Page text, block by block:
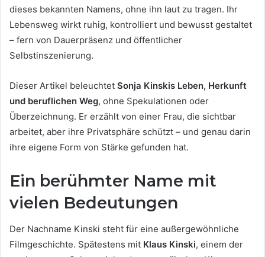
dieses bekannten Namens, ohne ihn laut zu tragen. Ihr
Lebensweg wirkt ruhig, kontrolliert und bewusst gestaltet
– fern von Dauerpräsenz und öffentlicher
Selbstinszenierung.
Dieser Artikel beleuchtet Sonja Kinskis Leben, Herkunft
und beruflichen Weg, ohne Spekulationen oder
Überzeichnung. Er erzählt von einer Frau, die sichtbar
arbeitet, aber ihre Privatsphäre schützt – und genau darin
ihre eigene Form von Stärke gefunden hat.
Ein berühmter Name mit
vielen Bedeutungen
Der Nachname Kinski steht für eine außergewöhnliche
Filmgeschichte. Spätestens mit Klaus Kinski, einem der